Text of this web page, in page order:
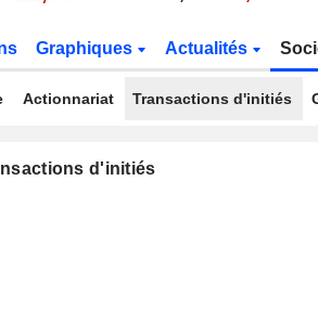
Graphiques Actualités
Actionnariat Transactions d'initiés
d'initiés